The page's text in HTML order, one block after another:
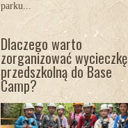
parku...
Dlaczego warto
zorganizować wycieczkę
przedszkolną do Base
Camp?